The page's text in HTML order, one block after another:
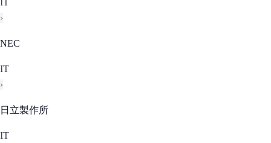
›
NEC
IT
›
日立製作所
IT